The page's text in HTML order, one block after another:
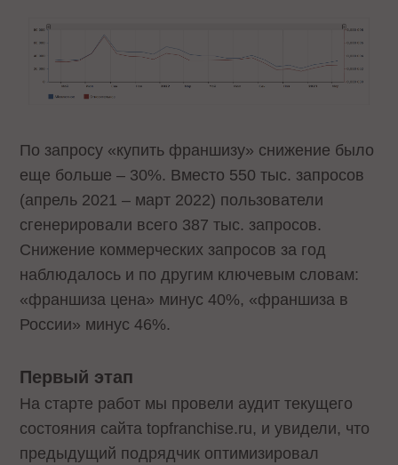
По запросу «купить франшизу» снижение было
еще больше – 30%. Вместо 550 тыс. запросов
(апрель 2021 – март 2022) пользователи
сгенерировали всего 387 тыс. запросов.
Снижение коммерческих запросов за год
наблюдалось и по другим ключевым словам:
«франшиза цена» минус 40%, «франшиза в
России» минус 46%.
Первый этап
На старте работ мы провели аудит текущего
состояния сайта topfranchise.ru, и увидели, что
предыдущий подрядчик оптимизировал